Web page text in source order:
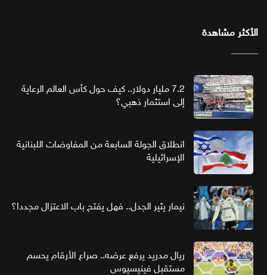
الأكثر مشاهدة
7.2 مليار دولار.. كيف حول كأس العالم الرعاية
إلى استثمار ذهبي؟
انطلاق الجولة السابعة من المفاوضات اللبنانية
الإسرائيلية
نيمار يثير الجدل.. فهل يفتح باب الاعتزال مجددا؟
ريال مدريد يرفع عرضه.. صراع الأرقام يحسم
مستقبل فينيسيوس